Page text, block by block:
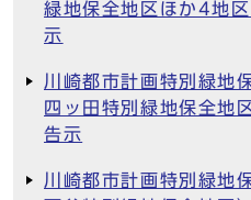
緑地保全地区ほか4地
示
川崎都市計画特別緑地
四ッ田特別緑地保全
告示
川崎都市計画特別緑地